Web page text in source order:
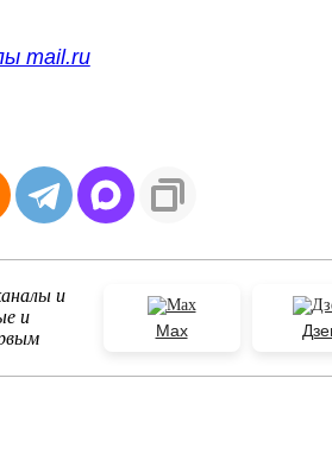
mail.ru
и
и
Max